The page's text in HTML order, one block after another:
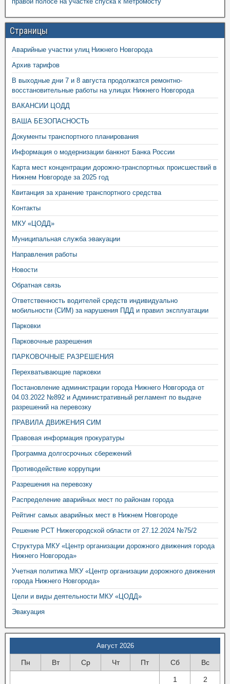
Страницы
Аварийные участки улиц Нижнего Новгорода
Архив тарифов
В выходные дни 7 и 8 августа продолжатся ремонтно-
восстановительные работы на улицах Нижнего Новгорода
ВАКАНСИИ ЦОДД
ВАША БЕЗОПАСНОСТЬ
Документы транспортного планирования
Информация о модернизации банкнот Банка России
Карта мест концентрации дорожно-транспортных происшествий в
Нижнем Новгороде за 2025 год
Квитанция за хранение транспортного средства
Контакты
МКУ «ЦОДД»
Муниципальная служба эвакуации
Направления работы
Новости
Обратная связь
Ответственность водителей средств индивидуально
мобильности (СИМ) за нарушения ПДД и правил эксплуатации
Парковки
Парковочные разрешения
ПАРКОВОЧНЫЕ РАЗРЕШЕНИЯ
Перехватывающие парковки
Постановление администрации города Нижнего Новгорода от
04.03.2022 №892 и Административный регламент по выдаче
разрешений на перевозку
ПРАВИЛА ДВИЖЕНИЯ СИМ
Правовая информация прокуратуры
Программа долгосрочных сбережений
Противодействие коррупции
Разрешения на перевозку
Распределение аварийных мест по районам города
Рейтинг самых аварийных мест в Нижнем Новгороде
Решение РСТ Нижегородской области от 27.12.2024 №75/2
Структура МКУ «Центр организации дорожного движения города
Нижнего Новгорода»
Учетная политика МКУ «Центр организации дорожного движения
города Нижнего Новгорода»
Цели и виды деятельности МКУ «ЦОДД»
Эвакуация
Август 2026
Пн Вт Ср Чт Пт Сб Вс
1 2